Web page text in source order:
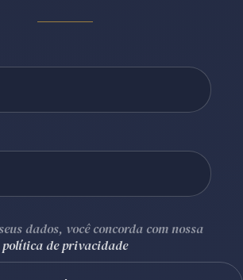
dados, você concorda com nossa
política de privacidade